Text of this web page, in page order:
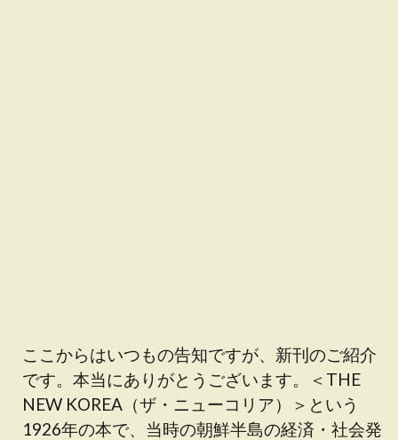
ここからはいつもの告知ですが、新刊のご紹介
です。本当にありがとうございます。＜THE
NEW KOREA（ザ・ニューコリア）＞という
1926年の本で、当時の朝鮮半島の経済・社会発